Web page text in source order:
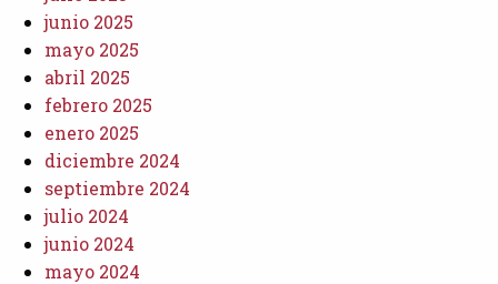
junio 2025
mayo 2025
abril 2025
febrero 2025
enero 2025
diciembre 2024
septiembre 2024
julio 2024
junio 2024
mayo 2024